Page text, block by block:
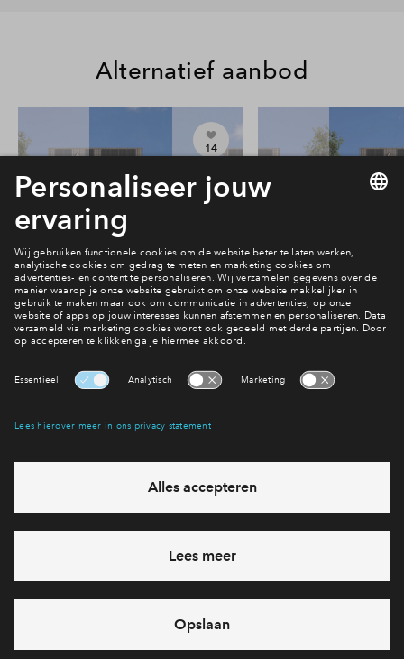
Alternatief aanbod
14
#004
In optie
2 onder 1 kapwoning type
Victoria #004
Park Vredenburgh
#003
2 onder 1
Victoria
Park
Interesse? Meld je dan snel aan